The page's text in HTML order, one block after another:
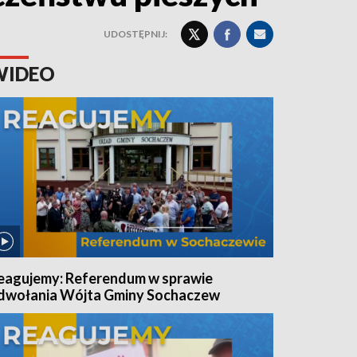
UDOSTĘPNIJ:
Referendum w sprawie
Wójta Gminy Sochaczew